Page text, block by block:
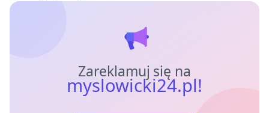
Zareklamuj się na
myslowicki24.pl!